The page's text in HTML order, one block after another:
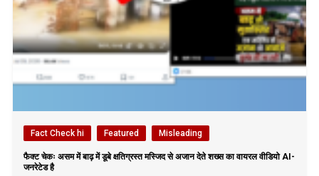
Fact Check hi Featured Misleading
फैक्ट चेकः असम में बाढ़ में डूबे क्षतिग्रस्त मस्जिद से अजान देते शख्स का वायरल वीडियो AI-
जनरेटेड है